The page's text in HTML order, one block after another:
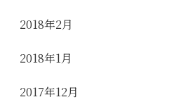
2018年2月
2018年1月
2017年12月